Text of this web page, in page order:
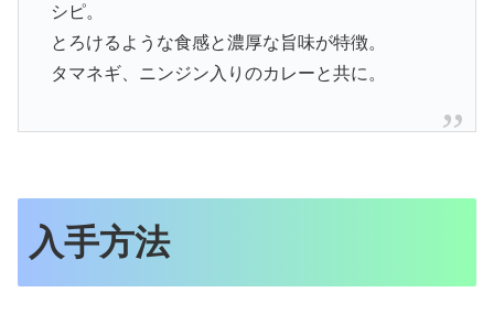
シピ。
とろけるような食感と濃厚な旨味が特徴。
タマネギ、ニンジン入りのカレーと共に。
入手方法